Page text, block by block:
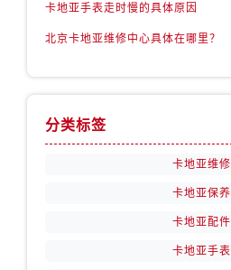
卡地亚手表走时慢的具体原因
北京卡地亚维修中心具体在哪里？
分类标签
卡地亚维修
卡地亚保养
卡地亚配件
卡地亚手表